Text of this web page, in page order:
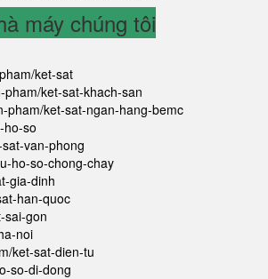
máy chúng tôi
ket-sat
ket-sat-khach-san
pham/ket-sat-ngan-hang-bemc
ho-so
van-phong
ho-so-chong-chay
gia-dinh
han-quoc
sai-gon
noi
ket-sat-dien-tu
so-di-dong